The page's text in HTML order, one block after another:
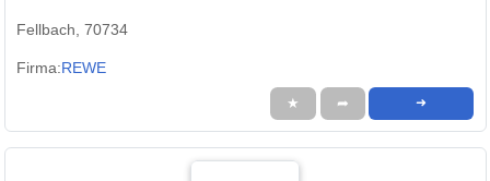
Fellbach, 70734
Firma:REWE
★ ➦ ➜